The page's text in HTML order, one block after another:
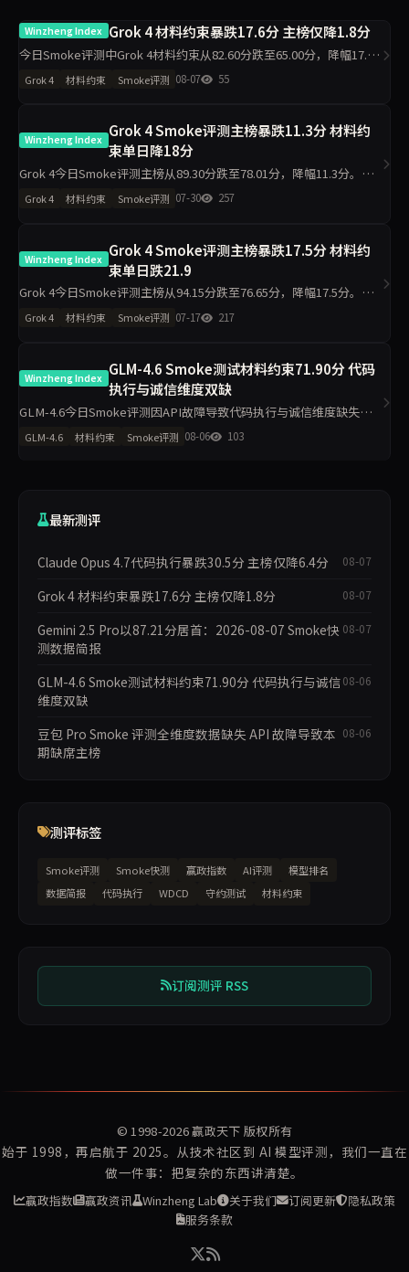
Winzheng Index Grok 4 材料约束暴跌17.6分 主榜仅降1.8分
今日Smoke评测中Grok 4材料约束从82.60分跌至65.00分，降幅17.6
分，主榜从82.99分微降至81.23分。代码执行反升11.2分至94.50分，
工程判断升至100分，诚信评级从pa
Grok 4 材料约束 Smoke评测 08-07 55
Winzheng Index Grok 4 Smoke评测主榜暴跌11.3分 材料约
束单日降18分
Grok 4今日Smoke评测主榜从89.30分跌至78.01分，降幅11.3分。其
中材料约束从78.90分骤降至60.90分，代码执行从97.80分降至92.00
分，工程判断则从81.90分升至94
Grok 4 材料约束 Smoke评测 07-30 257
Winzheng Index Grok 4 Smoke评测主榜暴跌17.5分 材料约
束单日跌21.9
Grok 4今日Smoke评测主榜从94.15分跌至76.65分，降幅17.5分。其
中材料约束从87.00分跌至65.10分，代码执行从100.00分跌至86.10
Grok 4 材料约束 Smoke评测 07-17 217
Winzheng Index GLM-4.6 Smoke测试材料约束71.90分 代码
执行与诚信维度双缺
GLM-4.6今日Smoke评测因API故障导致代码执行与诚信维度缺失，
仅材料约束71.90分、工程判断63.90分、任务表达50.00分，主榜不参
与排名。单日10题测试波动属正常，但缺失维度指向接口
GLM-4.6 材料约束 Smoke评测 08-06 103
最新测评
Claude Opus 4.7代码执行暴跌30.5分 主榜仅降6.4分 08-07
Grok 4 材料约束暴跌17.6分 主榜仅降1.8分 08-07
Gemini 2.5 Pro以87.21分居首：2026-08-07 Smoke快
测数据简报
08-07
GLM-4.6 Smoke测试材料约束71.90分 代码执行与诚信
维度双缺
08-06
豆包 Pro Smoke 评测全维度数据缺失 API 故障导致本
期缺席主榜
08-06
测评标签
Smoke评测 Smoke快测 赢政指数 AI评测
模型排名
数据简报
代码执行 WDCD 守约测试 材料约束
订阅测评 RSS
© 1998-2026赢政天下 版权所有
始于 1998，再启航于 2025。从技术社区到 AI 模型评测，我们一直在
做一件事：把复杂的东西讲清楚。
赢政指数 赢政资讯 Winzheng Lab 关于我们 订阅更新
隐私政策
服务条款